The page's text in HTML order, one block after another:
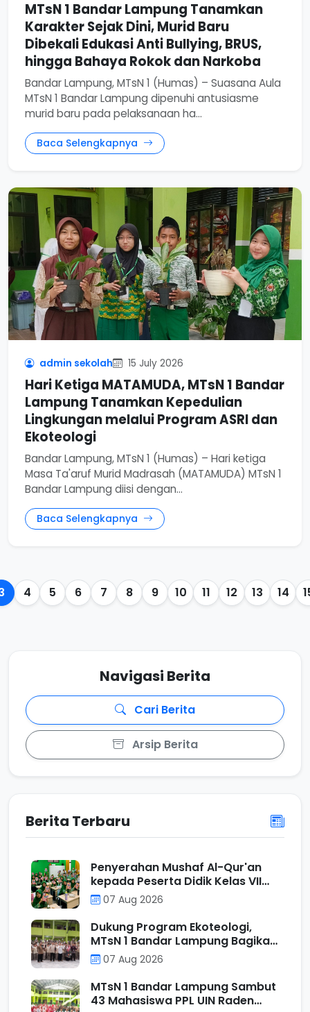
MTsN 1 Bandar Lampung Tanamkan
Karakter Sejak Dini, Murid Baru
Dibekali Edukasi Anti Bullying, BRUS,
hingga Bahaya Rokok dan Narkoba
Bandar Lampung, MTsN 1 (Humas) – Suasana Aula
MTsN 1 Bandar Lampung dipenuhi antusiasme
murid baru pada pelaksanaan ha...
Baca Selengkapnya
admin sekolah 15 July 2026
Hari Ketiga MATAMUDA, MTsN 1 Bandar
Lampung Tanamkan Kepedulian
Lingkungan melalui Program ASRI dan
Ekoteologi
Bandar Lampung, MTsN 1 (Humas) – Hari ketiga
Masa Ta'aruf Murid Madrasah (MATAMUDA) MTsN 1
Bandar Lampung diisi dengan...
Baca Selengkapnya
4 5 6 7 8 9 10 11 12 13 14
Navigasi Berita
Cari Berita
Arsip Berita
Berita Terbaru
Penyerahan Mushaf Al-Qur'an
kepada Peserta Didik Kelas VII
Program Unggulan MTs N 1
Bandar Lampung sebagai Wujud
Ecotheological Application
dalam Kurikulum Berbasis Cinta
07 Aug 2026
Dukung Program Ekoteologi,
MTsN 1 Bandar Lampung Bagikan
Tumbler kepada Murid Kelas VII
Reguler
07 Aug 2026
MTsN 1 Bandar Lampung Sambut
43 Mahasiswa PPL UIN Raden